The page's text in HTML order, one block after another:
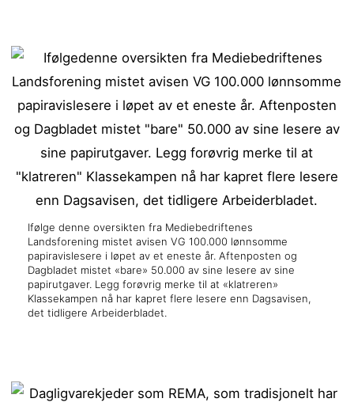
Ifølge denne oversikten fra Mediebedriftenes
Landsforening mistet avisen VG 100.000 lønnsomme
papiravislesere i løpet av et eneste år. Aftenposten og
Dagbladet mistet «bare» 50.000 av sine lesere av sine
papirutgaver. Legg forøvrig merke til at «klatreren»
Klassekampen nå har kapret flere lesere enn Dagsavisen,
det tidligere Arbeiderbladet.